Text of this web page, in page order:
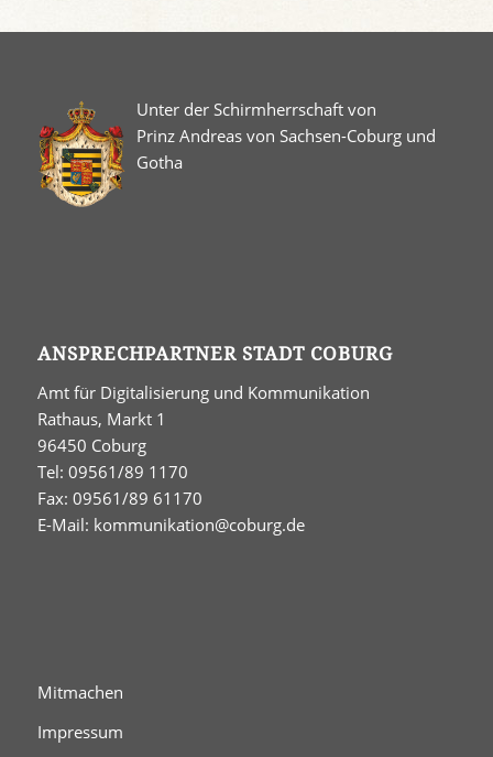
Unter der Schirmherrschaft von
Prinz Andreas von Sachsen-Coburg und
Gotha
ANSPRECHPARTNER STADT COBURG
Amt für Digitalisierung und Kommunikation
Rathaus, Markt 1
96450 Coburg
Tel: 09561/89 1170
Fax: 09561/89 61170
E-Mail: kommunikation@coburg.de
Mitmachen
Impressum